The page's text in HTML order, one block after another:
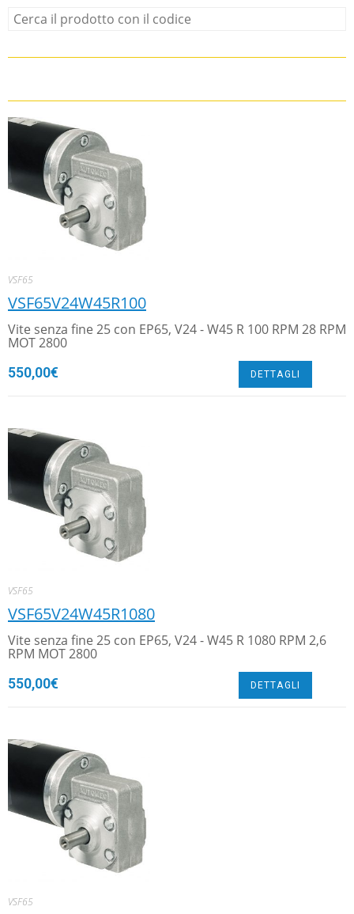
VSF65
VSF65V24W45R100
Vite senza fine 25 con EP65, V24 - W45 R 100 RPM 28 RPM
MOT 2800
550,00€ DETTAGLI
VSF65
VSF65V24W45R1080
Vite senza fine 25 con EP65, V24 - W45 R 1080 RPM 2,6
RPM MOT 2800
550,00€ DETTAGLI
VSF65